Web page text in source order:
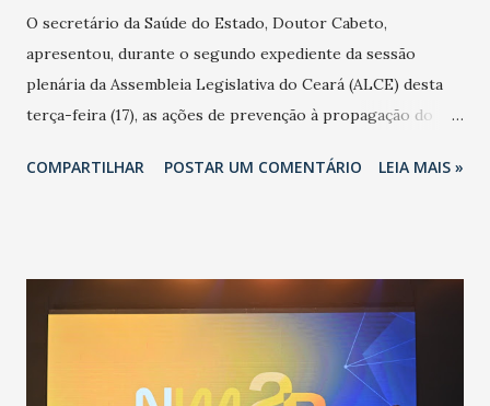
O secretário da Saúde do Estado, Doutor Cabeto,
apresentou, durante o segundo expediente da sessão
plenária da Assembleia Legislativa do Ceará (ALCE) desta
terça-feira (17), as ações de prevenção à propagação do
adotadas pelo Governo do Estado na contenção da
população suspeita e de cuidados com os ambientes
públicos e domiciliares. “Nós não estamos vivendo uma
epidemia comum, como temos em todos os anos, com
aumento de casos de dengue, influenza ou H1N1. Trata-se
COMPARTILHAR POSTAR UM COMENTÁRIO LEIA MAIS »